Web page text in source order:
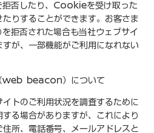
否したり、Cookieを受け取った
たりすることができます。お客さま
拒否された場合も当社ウェブサイ
すが、一部機能がご利用になれない
web beacon）について
トのご利用状況を調査するために
る場合がありますが、これにより
所、電話番号、メールアドレスと